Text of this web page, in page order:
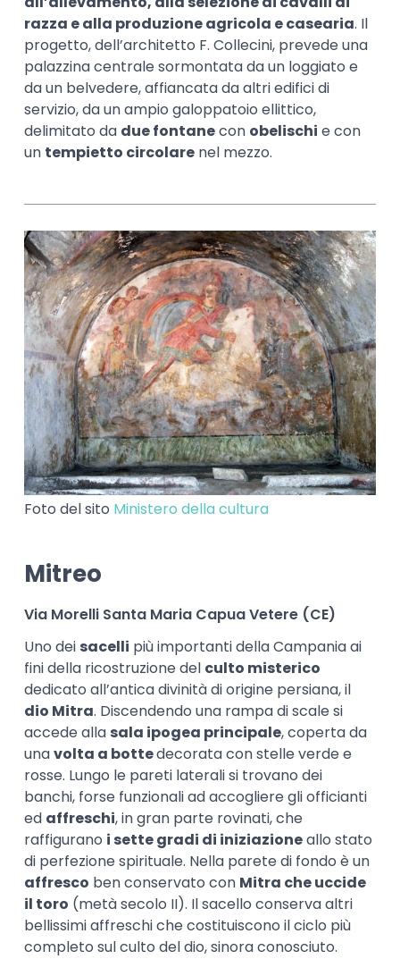
razza e alla produzione agricola e casearia. Il
progetto, dell’architetto F. Collecini, prevede una
palazzina centrale sormontata da un loggiato e
da un belvedere, affiancata da altri edifici di
servizio, da un ampio galoppatoio ellittico,
delimitato da due fontanecon obelischi e con
un tempietto circolare nel mezzo.
Foto del sito Ministero della cultura
Mitreo
Via Morelli Santa Maria Capua Vetere (CE)
Uno dei sacelli più importanti della Campania ai
fini della ricostruzione del culto misterico
dedicato all’antica divinità di origine persiana, il
dio Mitra. Discendendo una rampa di scale si
accede alla sala ipogea principale, coperta da
unavolta a bottedecorata con stelle verde e
rosse. Lungo le pareti laterali si trovano dei
banchi, forse funzionali ad accogliere gli officianti
ed affreschi, in gran parte rovinati, che
raffigurano i sette gradi di iniziazioneallo stato
di perfezione spirituale. Nella parete di fondo è un
affresco ben conservato con Mitra che uccide
il toro (metà secolo II). Il sacello conserva altri
bellissimi affreschi che costituiscono il ciclo più
completo sul culto del dio, sinora conosciuto.